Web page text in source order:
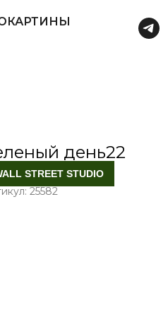
день22
STREET STUDIO
25582